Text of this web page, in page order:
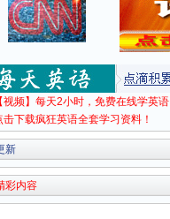
【视频】每天2小时，免费在线学英语
击下载疯狂英语全套学习资料！
新
彩内容